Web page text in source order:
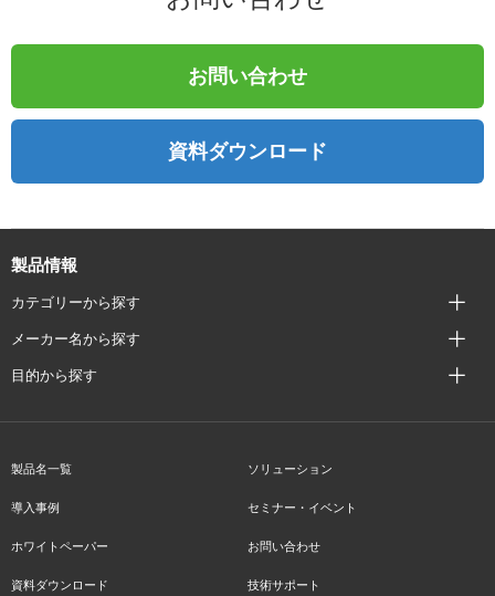
お問い合わせ
資料ダウンロード
製品情報
カテゴリーから探す
メーカー名から探す
目的から探す
製品名一覧 ソリューション
導入事例 セミナー・イベント
ホワイトペーパー お問い合わせ
資料ダウンロード 技術サポート